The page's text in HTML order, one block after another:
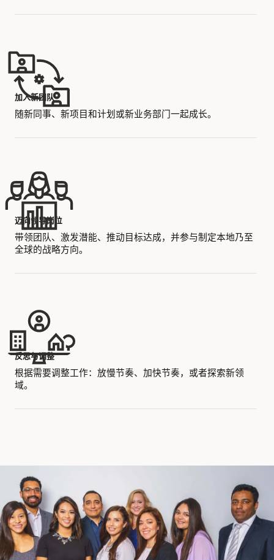
加入新团队
随新同事、新项目和计划或新业务部门一起成长。
迈向领导岗位
带领团队、激发潜能、推动目标达成，并参与制定本地乃至
全球的战略方向。
反思与调整
根据需要调整工作：放慢节奏、加快节奏，或者探索新领
域。